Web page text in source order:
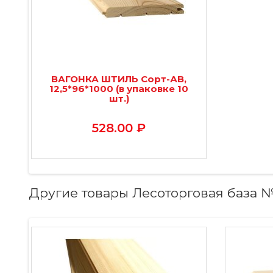
ВАГОНКА ШТИЛЬ Сорт-АВ,
12,5*96*1000 (в упаковке 10
шт.)
528.00 ₽
Другие товары Лесоторговая база